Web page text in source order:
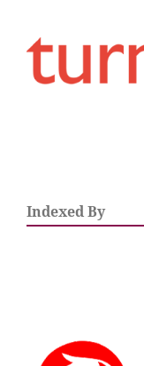
Indexed By